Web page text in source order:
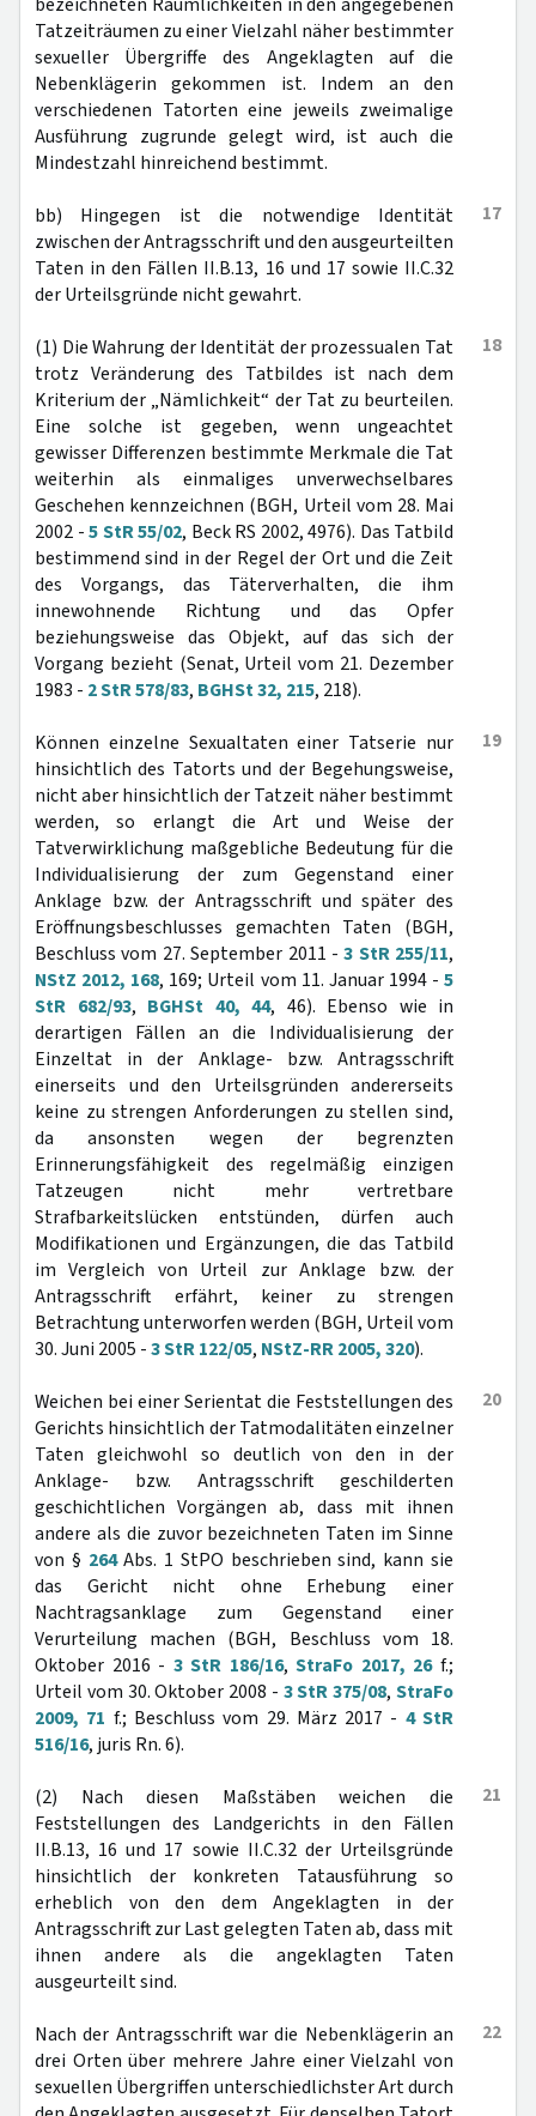
Tatzeiträumen zu einer Vielzahl näher bestimmter
sexueller Übergriffe des Angeklagten auf die
Nebenklägerin gekommen ist. Indem an den
verschiedenen Tatorten eine jeweils zweimalige
Ausführung zugrunde gelegt wird, ist auch die
Mindestzahl hinreichend bestimmt.
17
bb) Hingegen ist die notwendige Identität
zwischen der Antragsschrift und den ausgeurteilten
Taten in den Fällen II.B.13, 16 und 17 sowie II.C.32
der Urteilsgründe nicht gewahrt.
18
(1) Die Wahrung der Identität der prozessualen Tat
trotz Veränderung des Tatbildes ist nach dem
Kriterium der „Nämlichkeit“ der Tat zu beurteilen.
Eine solche ist gegeben, wenn ungeachtet
gewisser Differenzen bestimmte Merkmale die Tat
weiterhin als einmaliges unverwechselbares
Geschehen kennzeichnen (BGH, Urteil vom 28. Mai
2002 -5 StR 55/02, Beck RS 2002, 4976). Das Tatbild
bestimmend sind in der Regel der Ort und die Zeit
des Vorgangs, das Täterverhalten, die ihm
innewohnende Richtung und das Opfer
beziehungsweise das Objekt, auf das sich der
Vorgang bezieht (Senat, Urteil vom 21. Dezember
1983 - 2 StR 578/83, BGHSt 32, 215, 218).
19
Können einzelne Sexualtaten einer Tatserie nur
hinsichtlich des Tatorts und der Begehungsweise,
nicht aber hinsichtlich der Tatzeit näher bestimmt
werden, so erlangt die Art und Weise der
Tatverwirklichung maßgebliche Bedeutung für die
Individualisierung der zum Gegenstand einer
Anklage bzw. der Antragsschrift und später des
Eröffnungsbeschlusses gemachten Taten (BGH,
Beschluss vom 27. September 2011 -3 StR 255/11,
NStZ 2012, 168, 169; Urteil vom 11. Januar 1994 -5
StR 682/93, BGHSt 40, 44, 46). Ebenso wie in
derartigen Fällen an die Individualisierung der
Einzeltat in der Anklage- bzw. Antragsschrift
einerseits und den Urteilsgründen andererseits
keine zu strengen Anforderungen zu stellen sind,
da ansonsten wegen der begrenzten
Erinnerungsfähigkeit des regelmäßig einzigen
Tatzeugen nicht mehr vertretbare
Strafbarkeitslücken entstünden, dürfen auch
Modifikationen und Ergänzungen, die das Tatbild
im Vergleich von Urteil zur Anklage bzw. der
Antragsschrift erfährt, keiner zu strengen
Betrachtung unterworfen werden (BGH, Urteil vom
30. Juni 2005 -3 StR 122/05, NStZ-RR 2005, 320).
20
Weichen bei einer Serientat die Feststellungen des
Gerichts hinsichtlich der Tatmodalitäten einzelner
Taten gleichwohl so deutlich von den in der
Anklage- bzw. Antragsschrift geschilderten
geschichtlichen Vorgängen ab, dass mit ihnen
andere als die zuvor bezeichneten Taten im Sinne
von § 264Abs. 1 StPO beschrieben sind, kann sie
das Gericht nicht ohne Erhebung einer
Nachtragsanklage zum Gegenstand einer
Verurteilung machen (BGH, Beschluss vom 18.
Oktober 2016 - 3 StR 186/16,StraFo 2017, 26f.;
Urteil vom 30. Oktober 2008 - 3 StR 375/08,StraFo
2009, 71 f.; Beschluss vom 29. März 2017 - 4 StR
516/16, juris Rn. 6).
21
(2) Nach diesen Maßstäben weichen die
Feststellungen des Landgerichts in den Fällen
II.B.13, 16 und 17 sowie II.C.32 der Urteilsgründe
hinsichtlich der konkreten Tatausführung so
erheblich von den dem Angeklagten in der
Antragsschrift zur Last gelegten Taten ab, dass mit
ihnen andere als die angeklagten Taten
ausgeurteilt sind.
22
Nach der Antragsschrift war die Nebenklägerin an
drei Orten über mehrere Jahre einer Vielzahl von
sexuellen Übergriffen unterschiedlichster Art durch